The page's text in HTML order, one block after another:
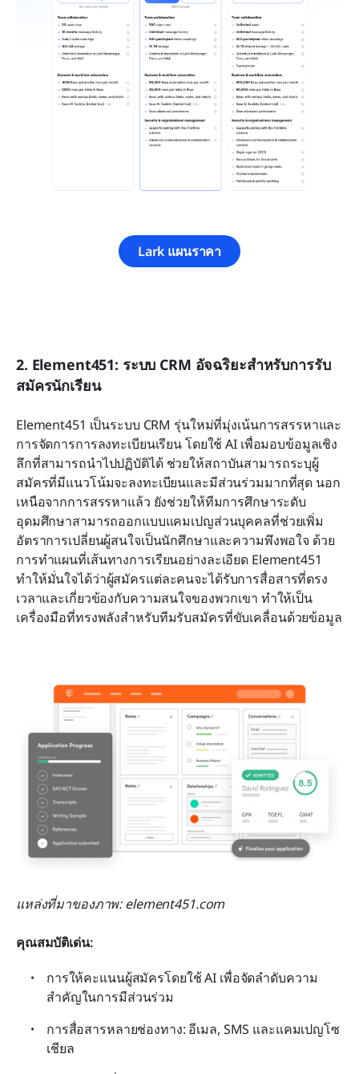
Lark แผนราคา
2. Element451: ระบบ CRM อัจฉริยะสำหรับการรับ
สมัครนักเรียน
Element451 เป็นระบบ CRM รุ่นใหม่ที่มุ่งเน้นการสรรหาและ
การจัดการการลงทะเบียนเรียน โดยใช้ AI เพื่อมอบข้อมูลเชิง
ลึกที่สามารถนำไปปฏิบัติได้ ช่วยให้สถาบันสามารถระบุผู้
สมัครที่มีแนวโน้มจะลงทะเบียนและมีส่วนร่วมมากที่สุด นอก
เหนือจากการสรรหาแล้ว ยังช่วยให้ทีมการศึกษาระดับ
อุดมศึกษาสามารถออกแบบแคมเปญส่วนบุคคลที่ช่วยเพิ่ม
อัตราการเปลี่ยนผู้สนใจเป็นนักศึกษาและความพึงพอใจ ด้วย
การทำแผนที่เส้นทางการเรียนอย่างละเอียด Element451
ทำให้มั่นใจได้ว่าผู้สมัครแต่ละคนจะได้รับการสื่อสารที่ตรง
เวลาและเกี่ยวข้องกับความสนใจของพวกเขา ทำให้เป็น
เครื่องมือที่ทรงพลังสำหรับทีมรับสมัครที่ขับเคลื่อนด้วยข้อมูล
แหล่งที่มาของภาพ: element451.com
คุณสมบัติเด่น:
การให้คะแนนผู้สมัครโดยใช้ AI เพื่อจัดลำดับความ
สำคัญในการมีส่วนร่วม
การสื่อสารหลายช่องทาง: อีเมล, SMS และแคมเปญโซ
เชียล